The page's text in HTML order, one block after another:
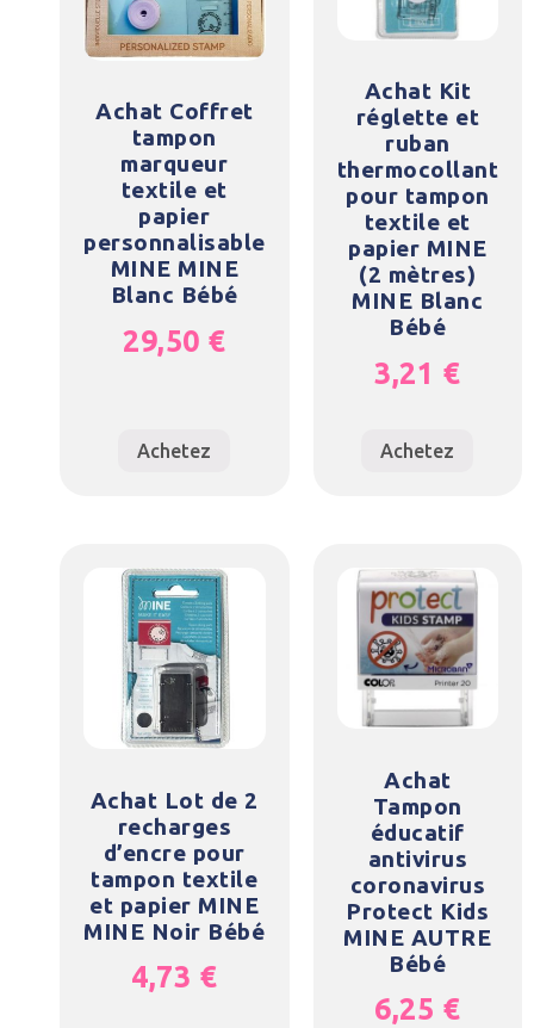
Achat Coffret
tampon
marqueur
textile et
papier
personnalisable
MINE MINE
Blanc Bébé
29,50 €
Achetez
Achat Kit
réglette et
ruban
thermocollant
pour tampon
textile et
papier MINE
(2 mètres)
MINE Blanc
Bébé
3,21 €
Achetez
Achat Lot de 2
recharges
d’encre pour
tampon textile
et papier MINE
MINE Noir Bébé
4,73 €
Achat
Tampon
éducatif
antivirus
coronavirus
Protect Kids
MINE AUTRE
Bébé
6,25 €